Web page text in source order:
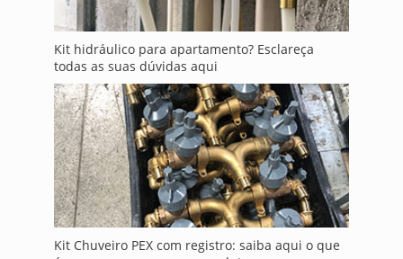
Kit hidráulico para apartamento? Esclareça
todas as suas dúvidas aqui
Kit Chuveiro PEX com registro: saiba aqui o que